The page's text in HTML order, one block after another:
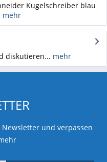
Kugelschreiber blau
mehr
diskutieren... mehr
und verpassen